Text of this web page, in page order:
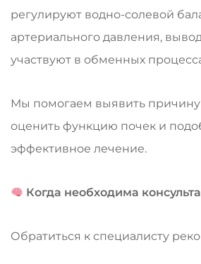
регулируют водно-солевой
артериального давления,
участвуют в обменных
Мы помогаем выявить
оценить функцию почек и
эффективное лечение.
Когда необходима
Обратиться к специалисту